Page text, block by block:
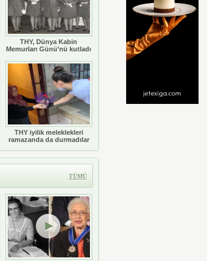
THY, Dünya Kabin
Memurları Günü’nü kutladı
THY iyilik meleklekleri
ramazanda da durmadılar
TÜMÜ